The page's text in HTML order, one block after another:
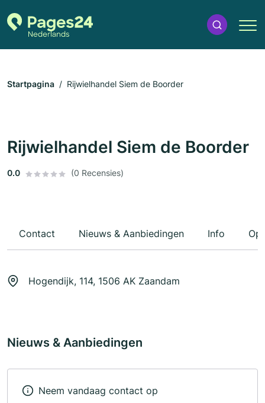
Startpagina Rijwielhandel Siem de Boorder
Rijwielhandel Siem de Boorder
0.0 (0 Recensies)
Contact Nieuws & Aanbiedingen Info
Hogendijk, 114, 1506 AK Zaandam
Nieuws & Aanbiedingen
Neem vandaag contact op